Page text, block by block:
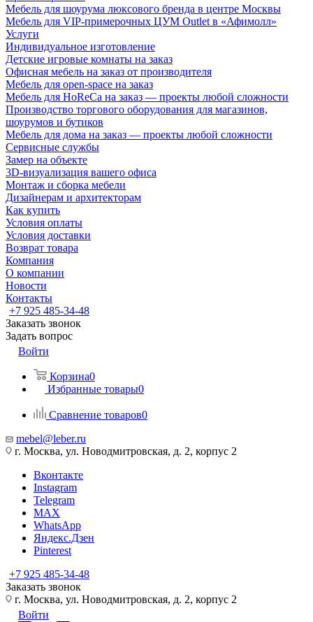
Мебель для шоурума люксового бренда в центре Москвы
Мебель для VIP-примерочных ЦУМ Outlet в «Афимолл»
Услуги
Индивидуальное изготовление
Детские игровые комнаты на заказ
Офисная мебель на заказ от производителя
Мебель для open-space на заказ
Мебель для HoReCa на заказ — проекты любой сложности
Производство торгового оборудования для магазинов,
шоурумов и бутиков
Мебель для дома на заказ — проекты любой сложности
Сервисные службы
Замер на объекте
3D-визуализация вашего офиса
Монтаж и сборка мебели
Дизайнерам и архитекторам
Как купить
Условия оплаты
Условия доставки
Возврат товара
Компания
О компании
Новости
Контакты
+7 925 485-34-48
Заказать звонок
Задать вопрос
Войти
Корзина0
Избранные товары0
Сравнение товаров0
mebel@leber.ru
г. Москва, ул. Новодмитровская, д. 2, корпус 2
Вконтакте
Instagram
Telegram
MAX
WhatsApp
Яндекс.Дзен
Pinterest
+7 925 485-34-48
Заказать звонок
г. Москва, ул. Новодмитровская, д. 2, корпус 2
Войти